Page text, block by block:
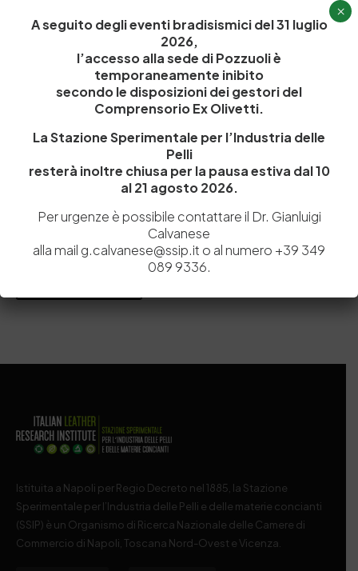
Salva il mio nome, email e sito web in questo browser per la
prossima volta che commento.
Istituita a Napoli per Regio Decreto nel 1885, la Stazione
Sperimentale per l’Industria delle Pelli e delle materie concianti
(SSIP) è un Organismo di Ricerca Nazionale delle Camere di
Commercio di Napoli, Toscana Nord-Ovest e Vicenza.
A seguito degli eventi bradisismici del 31 luglio
2026,
l’accesso alla sede di Pozzuoli è
temporaneamente inibito
secondo le disposizioni dei gestori del
Comprensorio Ex Olivetti.
La Stazione Sperimentale per l’Industria delle
Pelli
resterà inoltre chiusa per la pausa estiva dal 10
al 21 agosto 2026.
Per urgenze è possibile contattare il Dr. Gianluigi
Calvanese
alla mail g.calvanese@ssip.it o al numero +39 349
089 9336.
×